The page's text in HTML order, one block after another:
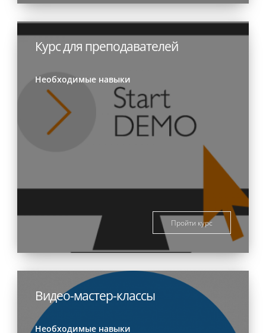
Курс для преподавателей
Необходимые навыки
Пройти курс
Видео-мастер-классы
Необходимые навыки